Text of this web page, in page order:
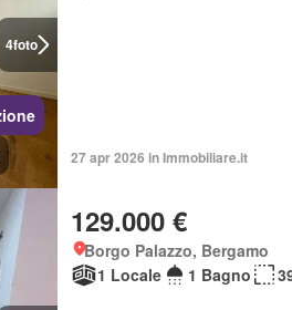
4foto
27 apr 2026 in Immobiliare.it
129.000 €
Borgo Palazzo, Bergamo
1 Locale
1 Bagno